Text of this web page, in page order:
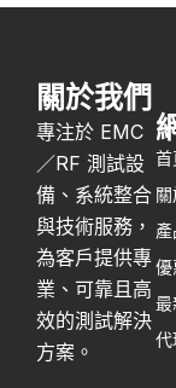
關於我們
專注於 EMC
／RF 測試設
備、系統整合
與技術服務，
為客戶提供專
業、可靠且高
效的測試解決
方案。
首
產
優
最
代